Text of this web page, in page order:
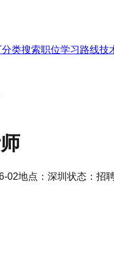
分类搜索职位学习路线技
02地点： 深圳 状态： 招